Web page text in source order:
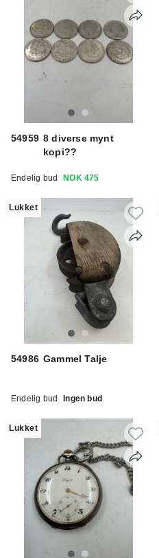
54959 8 diverse mynt
kopi??
Endelig bud NOK 475
Lukket
54986 Gammel Talje
Endelig bud Ingen bud
Lukket